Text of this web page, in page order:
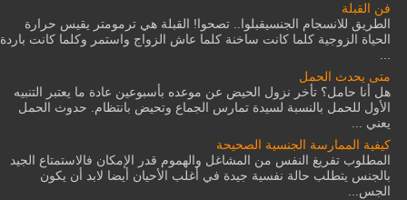
فن القبلة
الطريق للانسجام الجنسيقبلوا.. تصحوا! القبلة هي ترمومتر يقيس حرارة
الحياة الزوجية كلما كانت ساخنة كلما عاش الزواج واستمر وكلما كانت باردة
متى يحدث الحمل
هل أنا حامل؟ تأخر نزول الحيض عن موعده بأسبوعين عادة ما يعتبر التنبيه
الأول للحمل بالنسبة لسيدة تمارس الجماع وتحيض بانتظام. حدوث الحمل
يعني ...
كيفية الممارسة الجنسية الصحيحة
المطلوب تفريغ النفس من المشاغل والهموم قدر الإمكان فالاستمتاع الجيد
بالجنس يتطلب حالة نفسية جيدة في أغلب الأحيان أيضا لابد أن يكون
الجس...